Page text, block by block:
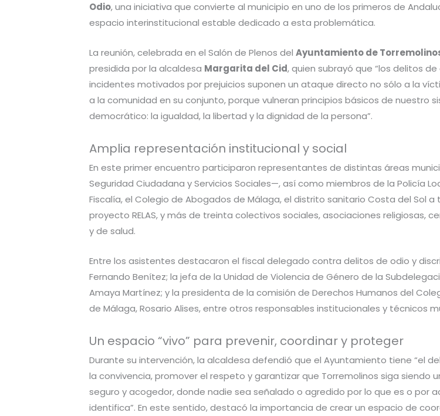
Odio, una iniciativa que convierte al municipio en uno de los primeros de
espacio interinstitucional estable dedicado a esta problemática.
La reunión, celebrada en el Salón de Plenos delAyuntamiento de
presidida por la alcaldesa Margarita del Cid, quien subrayó que “los delitos de
incidentes motivados por prejuicios suponen un ataque directo no sólo a la
a la comunidad en su conjunto, porque vulneran principios básicos de nuestro
democrático: la igualdad, la libertad y la dignidad de la persona”.
Amplia representación institucional y social
En este primer encuentro participaron representantes de distintas áreas
Seguridad Ciudadana y Servicios Sociales—, así como miembros de la Policía
Fiscalía, el Colegio de Abogados de Málaga, el distrito sanitario Costa del Sol a
proyecto RELAS, y más de treinta colectivos sociales, asociaciones religiosas,
y de salud.
Entre los asistentes destacaron el fiscal delegado contra delitos de odio y
Fernando Benítez; la jefa de la Unidad de Violencia de Género de la
Amaya Martínez; y la presidenta de la comisión de Derechos Humanos del
de Málaga, Rosario Alises, entre otros responsables institucionales y técnicos
Un espacio “vivo” para prevenir, coordinar y proteger
Durante su intervención, la alcaldesa defendió que el Ayuntamiento tiene “el
la convivencia, promover el respeto y garantizar que Torremolinos siga siendo
seguro y acogedor, donde nadie sea señalado o agredido por lo que es o por
identifica”. En este sentido, destacó la importancia de crear un espacio de